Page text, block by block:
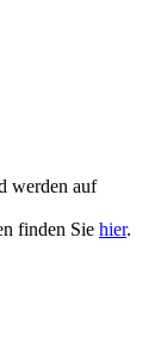
werden auf
finden Sie hier.